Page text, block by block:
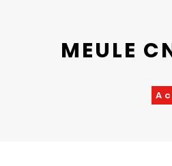
MEULE